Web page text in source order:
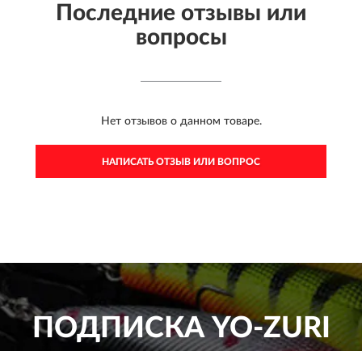
Последние отзывы или
вопросы
Нет отзывов о данном товаре.
НАПИСАТЬ ОТЗЫВ ИЛИ ВОПРОС
ПОДПИСКАYO-ZURI